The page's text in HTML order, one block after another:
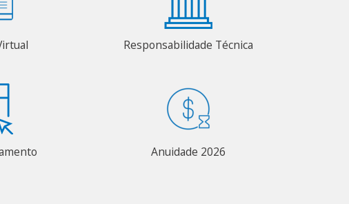
Responsabilidade Técnica
Anuidade 2026